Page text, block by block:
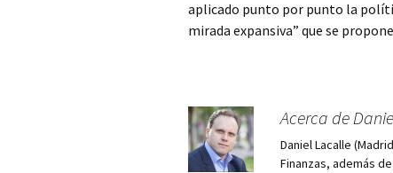
aplicado punto por punto la
mirada expansiva” que se
Acerca de
Daniel Lacalle
Finanzas, además